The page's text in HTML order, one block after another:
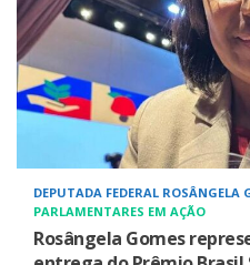
DEPUTADA FEDERAL ROSÂNGELA
PARLAMENTARES EM AÇÃO
Rosângela Gomes